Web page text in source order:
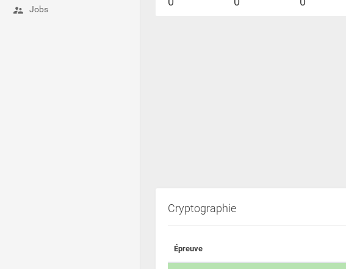
Jobs
Cryptographie
Épreuve